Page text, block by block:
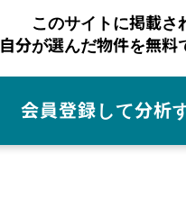
このサイトに掲載さ
自分が選んだ物件を無料
会員登録して分析